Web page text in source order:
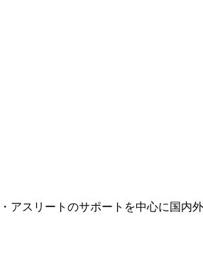
スリートのサポートを中心に国内